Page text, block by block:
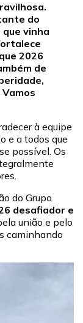
do
vinha
2026
de
à equipe
e a todos que
possível. Os
do Grupo
desafiador e
união e pelo
caminhando